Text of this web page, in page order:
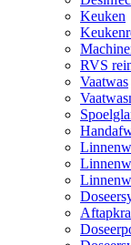
Keuken
RVS
Vaatwas